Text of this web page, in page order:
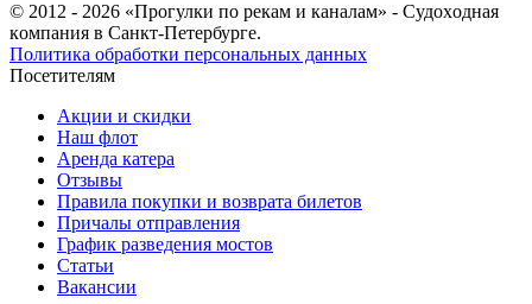
© 2012 - 2026 «Прогулки по рекам и каналам» - Cудoxoднaя
кoмпaния в Санкт-Петербурге.
Политика обработки персональных данных
Посетителям
Акции и скидки
Наш флот
Аренда катера
Отзывы
Правила покупки и возврата билетов
Причалы отправления
График разведения мостов
Статьи
Вакансии